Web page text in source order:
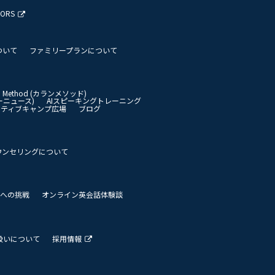
いて ファミリープランについて
Method (カランメソッド)
ニュース)
AIスピーキングトレーニング
ィブキャンプ広場
ブログ
セリングについて
の挑戦 オンライン英会話体験談
いについて 採用情報